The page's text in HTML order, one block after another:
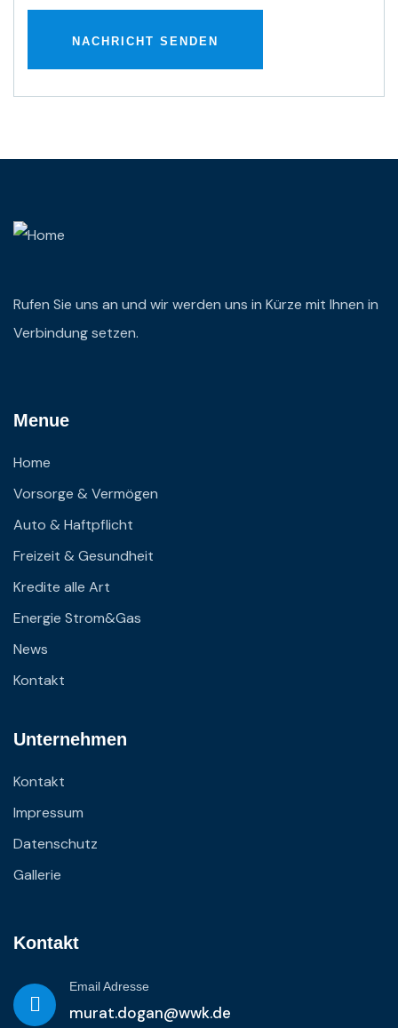
Rufen Sie uns an und wir werden uns in Kürze mit Ihnen in
Verbindung setzen.
Menue
Home
Vorsorge & Vermögen
Auto & Haftpflicht
Freizeit & Gesundheit
Kredite alle Art
Energie Strom&Gas
News
Kontakt
Unternehmen
Kontakt
Impressum
Datenschutz
Gallerie
Kontakt
Email Adresse
murat.dogan@wwk.de